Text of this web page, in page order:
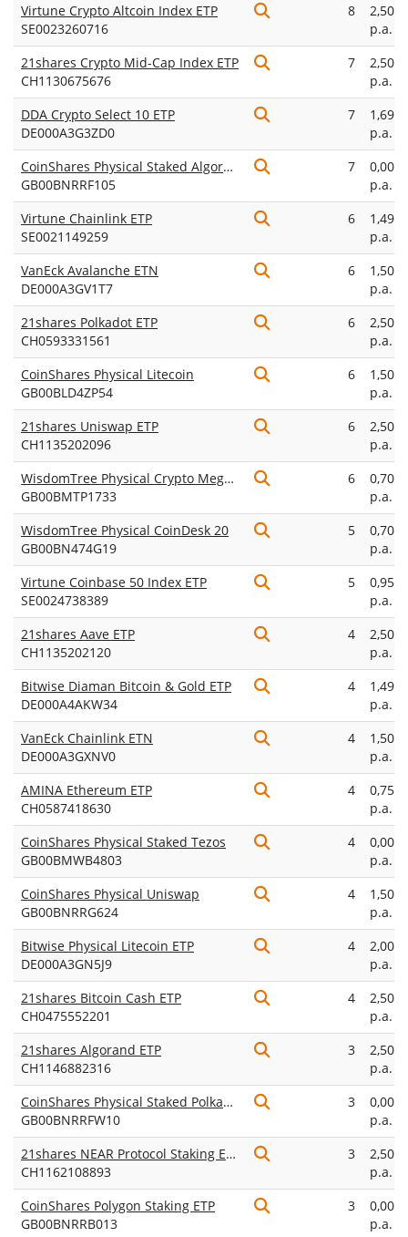
Virtune Crypto Altcoin Index ETP
SE0023260716
8
2,50%
p.a.
21shares Crypto Mid-Cap Index ETP
CH1130675676
7
2,50%
p.a.
DDA Crypto Select 10 ETP
DE000A3G3ZD0
7
1,69%
p.a.
CoinShares Physical Staked Algorand
GB00BNRRF105
7
0,00%
p.a.
Virtune Chainlink ETP
SE0021149259
6
1,49%
p.a.
VanEck Avalanche ETN
DE000A3GV1T7
6
1,50%
p.a.
21shares Polkadot ETP
CH0593331561
6
2,50%
p.a.
CoinShares Physical Litecoin
GB00BLD4ZP54
6
1,50%
p.a.
21shares Uniswap ETP
CH1135202096
6
2,50%
p.a.
WisdomTree Physical Crypto Mega Cap Equal Weight
GB00BMTP1733
6
0,70%
p.a.
WisdomTree Physical CoinDesk 20
GB00BN474G19
5
0,70%
p.a.
Virtune Coinbase 50 Index ETP
SE0024738389
5
0,95%
p.a.
21shares Aave ETP
CH1135202120
4
2,50%
p.a.
Bitwise Diaman Bitcoin & Gold ETP
DE000A4AKW34
4
1,49%
p.a.
VanEck Chainlink ETN
DE000A3GXNV0
4
1,50%
p.a.
AMINA Ethereum ETP
CH0587418630
4
0,75%
p.a.
CoinShares Physical Staked Tezos
GB00BMWB4803
4
0,00%
p.a.
CoinShares Physical Uniswap
GB00BNRRG624
4
1,50%
p.a.
Bitwise Physical Litecoin ETP
DE000A3GN5J9
4
2,00%
p.a.
21shares Bitcoin Cash ETP
CH0475552201
4
2,50%
p.a.
21shares Algorand ETP
CH1146882316
3
2,50%
p.a.
CoinShares Physical Staked Polkadot
GB00BNRRFW10
3
0,00%
p.a.
21shares NEAR Protocol Staking ETP
CH1162108893
3
2,50%
p.a.
CoinShares Polygon Staking ETP
GB00BNRRB013
3
0,00%
p.a.